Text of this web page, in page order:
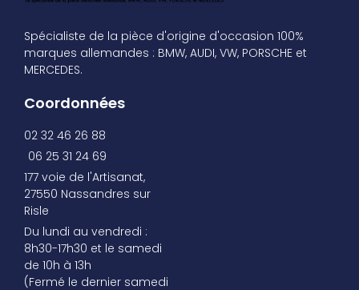
Spécialiste de la pièce d'origine d'occasion 100%
marques allemandes : BMW, AUDI, VW, PORSCHE et
MERCEDES.
Coordonnées
02 32 46 26 88
06 25 31 24 69
177 voie de l'Artisanat,
27550 Nassandres sur
Risle
Du lundi au vendredi :
8h30-17h30 et le samedi
de 10h à 13h
(Fermé le dernier samedi